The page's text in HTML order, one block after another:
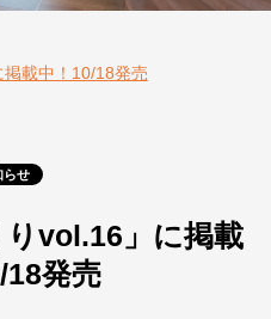
掲載中！10/18発売
らせ
りvol.16」に掲載
18発売